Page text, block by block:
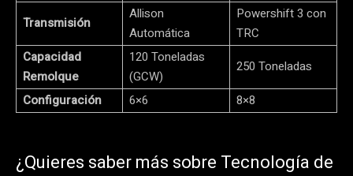
Transmisión
Allison
Automática
Powershift 3 con
TRC
Capacidad
Remolque
120 Toneladas
(GCW)
250 Toneladas
Configuración
6×6 8×8
¿Quieres saber más sobre Tecnología de